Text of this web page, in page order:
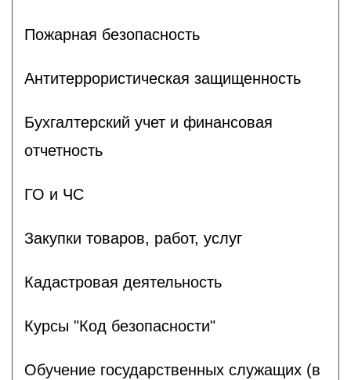
Пожарная безопасность
Антитеррористическая защищенность
Бухгалтерский учет и финансовая
отчетность
ГО и ЧС
Закупки товаров, работ, услуг
Кадастровая деятельность
Курсы "Код безопасности"
Обучение государственных служащих (в